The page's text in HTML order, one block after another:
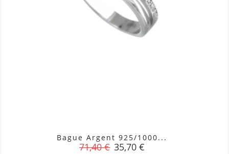
Bague Argent 925/1000...
Prix
71,40 € Prix
35,70 €